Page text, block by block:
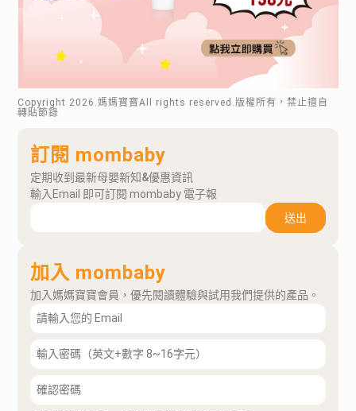
Copyright 2026 .媽媽寶寶All rights reserved.版權所有，禁止擅自
轉貼節錄
訂閱 mombaby
定期收到最新母嬰新知&優惠資訊
輸入Email 即可訂閱 mombaby 電子報
送出
加入 mombaby
加入媽媽寶寶會員，優先閱讀體驗與試用我們提供的產品。